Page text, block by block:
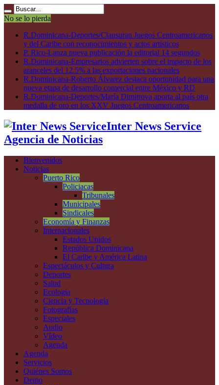
No se lo pierda
R.Dominicana-Deportes/Clausuran Juegos Centroamericanos
y del Caribe con reconocimientos y actos artísticos
P. Rico-Lanza nueva publicación la editorial 14 segundos
R.Dominicana-Empresarios advierten sobre el impacto de los
aranceles del 12.5% a las exportaciones nacionales
R.Dominicana-Roberto Álvarez destaca oportunidad para una
nueva etapa de desarrollo comercial entre México y RD
R.Dominicana-Deportes/María Dimitrova aporta al país otra
medalla de oro en los XXV Juegos Centroamericanos
Inter News Service
Agencia de Noticias
Bienvenidos
Noticias
Puerto Rico
Policiacas
Tribunales
Municipales
Sindicales
Economía y Finanzas
Internacionales
Estados Unidos
República Dominicana
El Caribe y América Latina
Espectáculos y Cultura
Deportes
Salud
Ecología
Ciencia y Tecnología
Fotografías
Especiales
Audio
Vídeo
Agenda
Agenda
Servicios
Quiénes Somos
Demo